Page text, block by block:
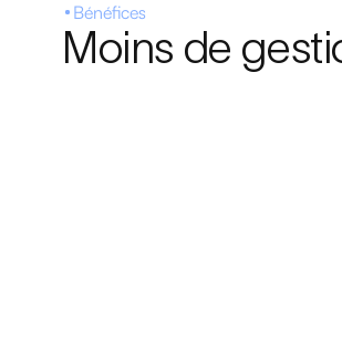
Bénéfices
Moins de